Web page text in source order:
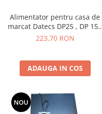
Alimentator pentru casa de
marcat Datecs DP25 , DP 150
si WP50
223,70 RON
ADAUGA IN COS
NOU